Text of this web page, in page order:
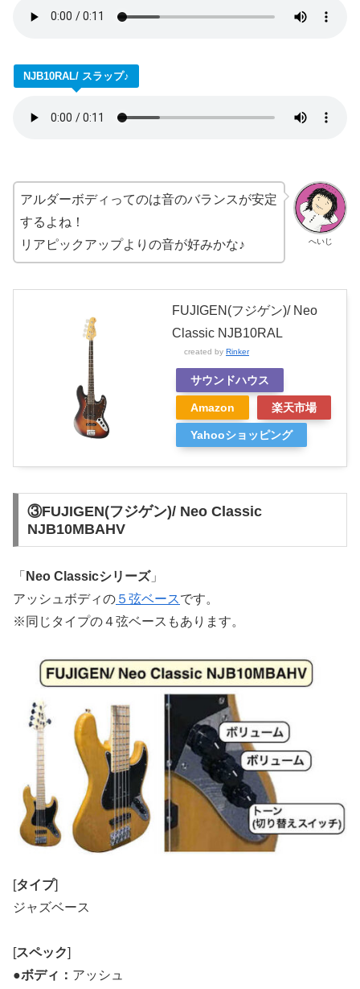
NJB10RAL/ スラップ♪
へいじ
アルダーボディってのは音のバランスが安定
するよね！
リアピックアップよりの音が好みかな♪
FUJIGEN(フジゲン)/ Neo
Classic NJB10RAL
created by Rinker
サウンドハウス
Amazon 楽天市場
Yahooショッピング
③FUJIGEN(フジゲン)/ Neo Classic
NJB10MBAHV
「 Neo Classicシリーズ」
アッシュボディの ５弦ベースです。
※同じタイプの４弦ベースもあります。
タイプ]
ジャズベース
スペック
●ボディ： アッシュ